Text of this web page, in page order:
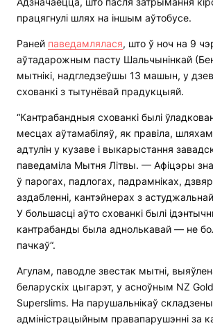
працягнулі шлях на іншым аўтобусе.
Раней паведамлялася, што ў ноч на 9
аўтадарожным пасту Шальчынінкай
мытнікі, надгледзеўшы 13 машын, у
схованкі з тытунёвай прадукцыяй.
“Кантрабандныя схованкі былі
месцах аўтамабіляў, як правіла,
адтулін у кузаве і выкарыстання
паведаміла Мытня Літвы. — Афіцэры
ў парогах, падлогах, падрамніках,
аздабленні, кантэйнерах з
У большасці аўто схованкі былі
кантрабанды была аднолькавай — не
пачкаў“.
Агулам, паводле звестак мытні,
беларускіх цыгарэт, у асноўным NZ Gold
Superslims. На парушальнікаў
адміністрацыйным правапарушэнні за